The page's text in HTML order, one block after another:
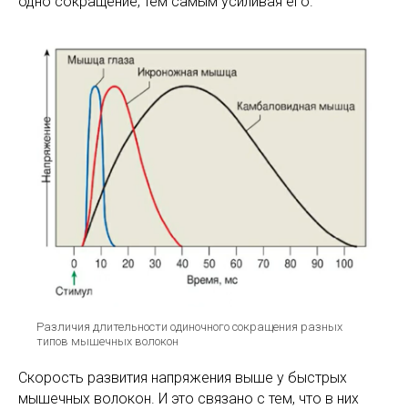
Различия длительности одиночного сокращения разных
типов мышечных волокон
Скорость развития напряжения выше у быстрых
мышечных волокон. И это связано с тем, что в них